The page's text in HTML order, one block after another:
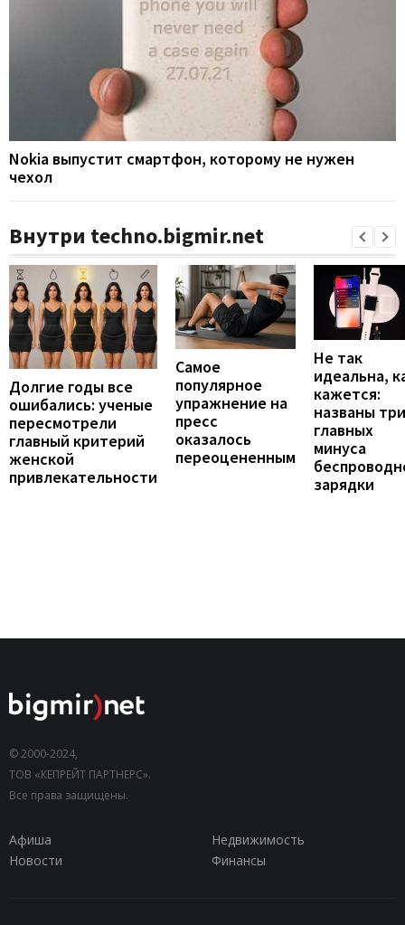
Nokia выпустит смартфон, которому не нужен
чехол
Внутри techno.bigmir.net
Долгие годы все
ошибались: ученые
пересмотрели
главный критерий
женской
привлекательности
Самое
популярное
упражнение на
пресс
оказалось
переоцененным
Не так
идеальна,
кажется:
названы три
главных
минуса
зарядки
© 2000-2024,
ТОВ «КЕПРЕЙТ ПАРТНЕРС».
Все права защищены.
Афиша
Недвижимость
Новости
Финансы